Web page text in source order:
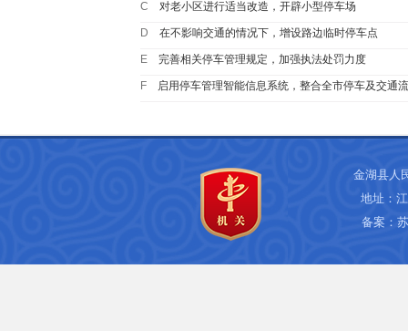
C 对老小区进行适当改造，开辟小型停车场
D 在不影响交通的情况下，增设路边临时停车点
E 完善相关停车管理规定，加强执法处罚力度
F 启用停车管理智能信息系统，整合全市停车及交通
金湖县人
地址：
备案：